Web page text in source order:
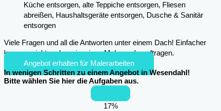
Küche entsorgen, alte Teppiche entsorgen, Fliesen
abreißen, Haushaltsgeräte entsorgen, Dusche & Sanitär
entsorgen
Viele Fragen und all die Antworten unter einem Dach! Einfacher
kann es nicht mehr sein, einen Maler zu beauftragen.
Angebot erhalten für Malerarbeiten
In wenigen Schritten zu einem Angebot in Wesendahl!
Bitte wählen Sie hier die Aufgaben aus.
17%